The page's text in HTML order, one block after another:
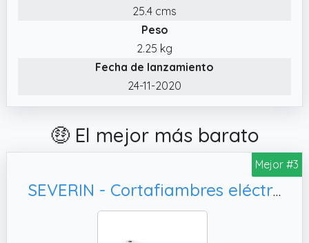
25.4 cms
Peso
2.25 kg
Fecha de lanzamiento
24-11-2020
🤑 El mejor más barato
Mejor #3
SEVERIN - Cortafiambres eléctrico con corte 0 - 15 mm, AS 3912